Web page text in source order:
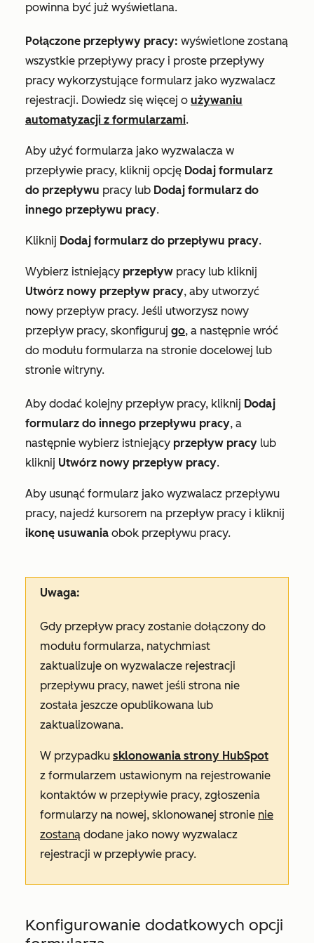
powinna być już wyświetlana.
Połączone przepływy pracy: wyświetlone zostaną
wszystkie przepływy pracy i proste przepływy
pracy wykorzystujące formularz jako wyzwalacz
rejestracji. Dowiedz się więcej o używaniu
automatyzacji z formularzami.
Aby użyć formularza jako wyzwalacza w
przepływie pracy, kliknij opcję Dodaj formularz
do przepływu pracy lub Dodaj formularz do
innego przepływu pracy.
Kliknij Dodaj formularz do przepływu pracy.
Wybierz istniejący przepływ pracy lub kliknij
Utwórz nowy przepływ pracy, aby utworzyć
nowy przepływ pracy. Jeśli utworzysz nowy
przepływ pracy, skonfiguruj go, a następnie wróć
do modułu formularza na stronie docelowej lub
stronie witryny.
Aby dodać kolejny przepływ pracy, kliknij Dodaj
formularz do innego przepływu pracy, a
następnie wybierz istniejący przepływ pracy lub
kliknij Utwórz nowy przepływ pracy.
Aby usunąć formularz jako wyzwalacz przepływu
pracy, najedź kursorem na przepływ pracy i kliknij
ikonę usuwania obok przepływu pracy.
Uwaga:
Gdy przepływ pracy zostanie dołączony do
modułu formularza, natychmiast
zaktualizuje on wyzwalacze rejestracji
przepływu pracy, nawet jeśli strona nie
została jeszcze opublikowana lub
zaktualizowana.
W przypadku sklonowania strony HubSpot
z formularzem ustawionym na rejestrowanie
kontaktów w przepływie pracy, zgłoszenia
formularzy na nowej, sklonowanej stronie nie
zostaną dodane jako nowy wyzwalacz
rejestracji w przepływie pracy.
Konfigurowanie dodatkowych opcji